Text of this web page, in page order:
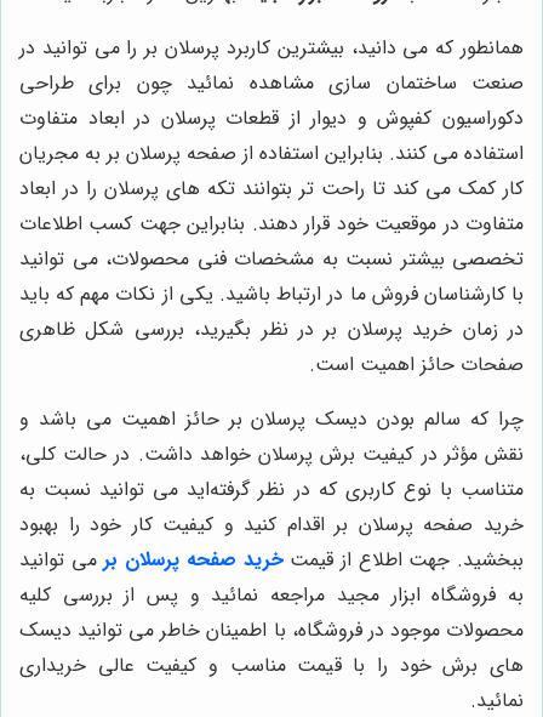
همانطور که می دانید، بیشترین کاربرد پرسلان بر را می توانید در
صنعت ساختمان سازی مشاهده نمائید چون برای طراحی
دکوراسیون کفپوش و دیوار از قطعات پرسلان در ابعاد متفاوت
استفاده می کنند. بنابراین استفاده از صفحه پرسلان بر به مجریان
کار کمک می کند تا راحت تر بتوانند تکه های پرسلان را در ابعاد
متفاوت در موقعیت خود قرار دهند. بنابراین جهت کسب اطلاعات
تخصصی بیشتر نسبت به مشخصات فنی محصولات، می توانید
با کارشناسان فروش ما در ارتباط باشید. یکی از نکات مهم که باید
در زمان خرید پرسلان بر در نظر بگیرید، بررسی شکل ظاهری
صفحات حائز اهمیت است.
چرا که سالم بودن دیسک پرسلان بر حائز اهمیت می باشد و
نقش مؤثر در کیفیت برش پرسلان خواهد داشت. در حالت کلی،
متناسب با نوع کاربری که در نظر گرفته‌اید می توانید نسبت به
خرید صفحه پرسلان بر اقدام کنید و کیفیت کار خود را بهبود
ببخشید. جهت اطلاع از قیمتخرید صفحه پرسلان بر می توانید
به فروشگاه ابزار مجید مراجعه نمائید و پس از بررسی کلیه
محصولات موجود در فروشگاه، با اطمینان خاطر می توانید دیسک
های برش خود را با قیمت مناسب و کیفیت عالی خریداری
نمائید.